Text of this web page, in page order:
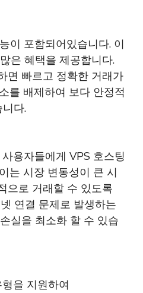
이 포함되어있습니다. 이
은 혜택을 제공합니다.
면 빠르고 정확한 거래가
를 배제하여 보다 안정적
다.
용자들에게 VPS 호스팅
는 시장 변동성이 큰 시
으로 거래할 수 있도록
연결 문제로 발생하는
실을 최소화 할 수 있습
을 지원하여